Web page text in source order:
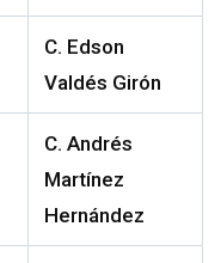
C. Edson
Valdés Girón
C. Andrés
Martínez
Hernández